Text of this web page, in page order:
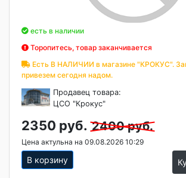
есть в наличии
Торопитесь, товар заканчивается
Есть В НАЛИЧИИ в магазине "КРОКУС".
привезем сегодня надом.
Продавец товара:
ЦСО "Крокус"
2350 руб. 2400 руб.
Цена актульна на 09.08.2026 10:29
В корзину